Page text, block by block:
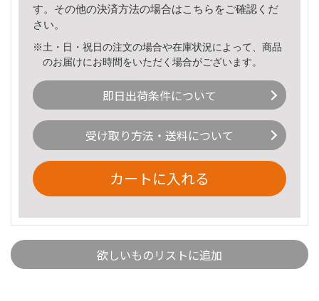
す。その他の決済方法の場合はこちら をご確認くだ
さい。
※土・日・祝日の注文の場合や在庫状況によって、商品
のお届けにお時間をいただく場合がございます。
即日出荷条件について
受け取り方法・送料について
カートに入れる
欲しいものリストに追加